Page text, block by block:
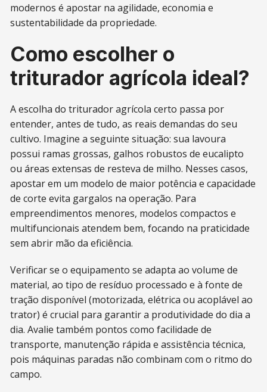
modernos é apostar na agilidade, economia e
sustentabilidade da propriedade.
Como escolher o
triturador agrícola ideal?
A escolha do triturador agrícola certo passa por
entender, antes de tudo, as reais demandas do seu
cultivo. Imagine a seguinte situação: sua lavoura
possui ramas grossas, galhos robustos de eucalipto
ou áreas extensas de resteva de milho. Nesses casos,
apostar em um modelo de maior potência e capacidade
de corte evita gargalos na operação. Para
empreendimentos menores, modelos compactos e
multifuncionais atendem bem, focando na praticidade
sem abrir mão da eficiência.
Verificar se o equipamento se adapta ao volume de
material, ao tipo de resíduo processado e à fonte de
tração disponível (motorizada, elétrica ou acoplável ao
trator) é crucial para garantir a produtividade do dia a
dia. Avalie também pontos como facilidade de
transporte, manutenção rápida e assistência técnica,
pois máquinas paradas não combinam com o ritmo do
campo.